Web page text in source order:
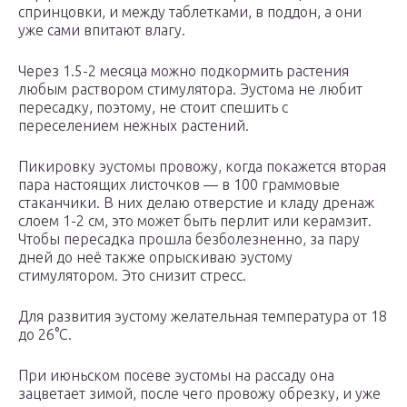
спринцовки, и между таблетками, в поддон, а они
уже сами впитают влагу.
Через 1.5-2 месяца можно подкормить растения
любым раствором стимулятора. Эустома не любит
пересадку, поэтому, не стоит спешить с
переселением нежных растений.
Пикировку эустомы провожу, когда покажется вторая
пара настоящих листочков — в 100 граммовые
стаканчики. В них делаю отверстие и кладу дренаж
слоем 1-2 см, это может быть перлит или керамзит.
Чтобы пересадка прошла безболезненно, за пару
дней до неё также опрыскиваю эустому
стимулятором. Это снизит стресс.
Для развития эустому желательная температура от 18
до 26°C.
При июньском посеве эустомы на рассаду она
зацветает зимой, после чего провожу обрезку, и уже